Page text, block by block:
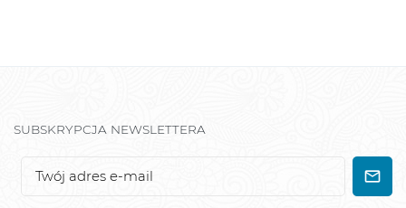
SUBSKRYPCJA NEWSLETTERA